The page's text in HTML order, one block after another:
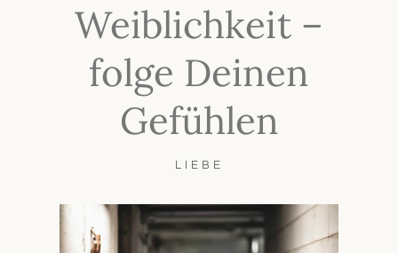
Weiblichkeit –
folge Deinen
Gefühlen
LIEBE